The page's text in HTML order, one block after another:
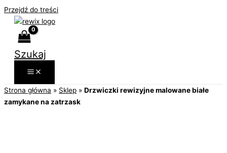
Przejdź do treści
Szukaj
Strona główna » Sklep » Drzwiczki rewizyjne malowane białe
zamykane na zatrzask